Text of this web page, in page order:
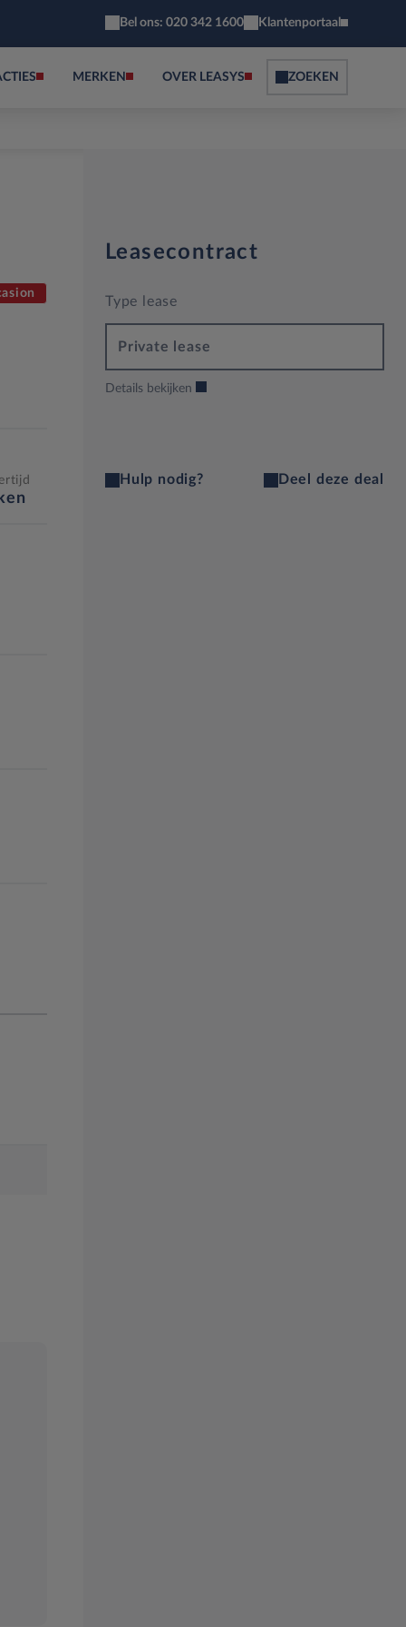
Bel ons: 020 342 1600 Klantenportaal
MERKEN OVER LEASYS ZOEKEN
Leasecontract
Type lease
Private lease
Details bekijken
Hulp nodig? Deel deze deal